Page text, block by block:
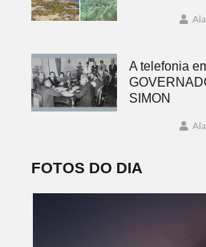
A telefonia
SIMON
FOTOS DO DIA